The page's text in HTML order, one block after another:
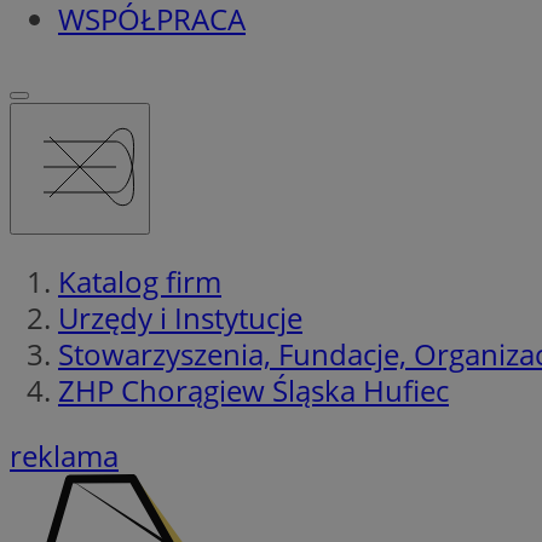
WSPÓŁPRACA
Katalog firm
Urzędy i Instytucje
Stowarzyszenia, Fundacje,
ZHP Chorągiew Śląska Hufiec
reklama